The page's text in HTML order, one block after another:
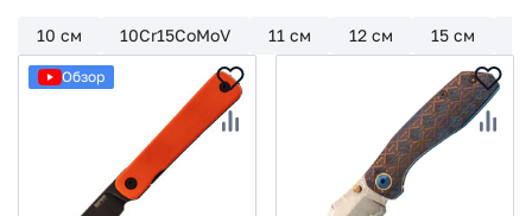
10 см 10Cr15CoMoV 11 см 12 см 15 см
Обзор